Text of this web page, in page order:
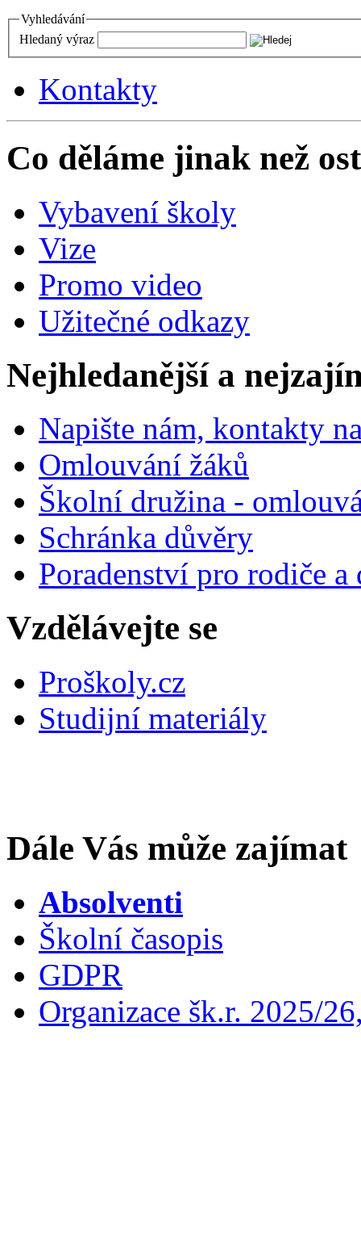
Vyhledávání
Hledaný výraz
Kontakty
Co děláme jinak než
Vybavení školy
Vize
Promo video
Užitečné odkazy
Nejhledanější a
Napište nám, kontakty
Omlouvání žáků
Školní družina -
Schránka důvěry
Poradenství pro rodiče
Vzdělávejte se
Proškoly.cz
Studijní materiály
Dále Vás může zajímat
Absolventi
Školní časopis
GDPR
Organizace šk.r. 2025/